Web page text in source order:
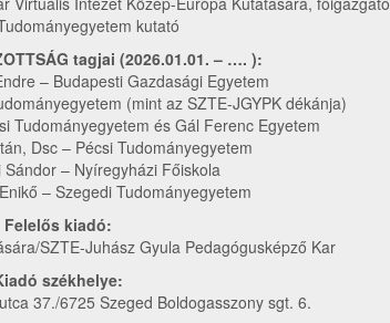
kutató
tagjai (2026.01.01. – …. ):
– Budapesti Gazdasági Egyetem
(mint az SZTE-JGYPK dékánja)
Tudományegyetem és Gál Ferenc Egyetem
Dsc – Pécsi Tudományegyetem
Sándor – Nyíregyházi Főiskola
– Szegedi Tudományegyetem
Felelős kiadó:
SZTE-Juhász Gyula Pedagógusképző Kar
székhelye:
37./6725 Szeged Boldogasszony sgt. 6.